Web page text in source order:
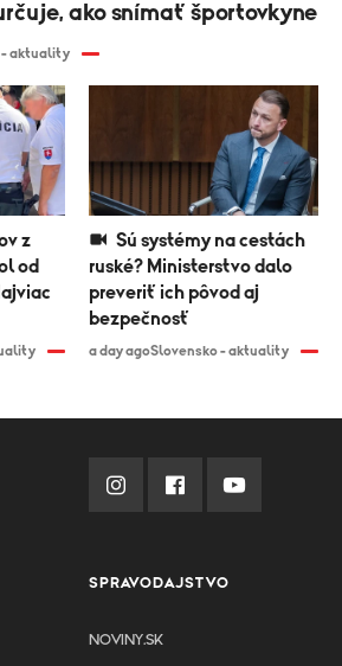
od
ruské? Ministerstvo dalo
preveriť ich pôvod aj
bezpečnosť
a day agoSlovensko - aktuality
ako snímať športovkyne
- aktuality
SPRAVODAJSTVO
NOVINY.SK